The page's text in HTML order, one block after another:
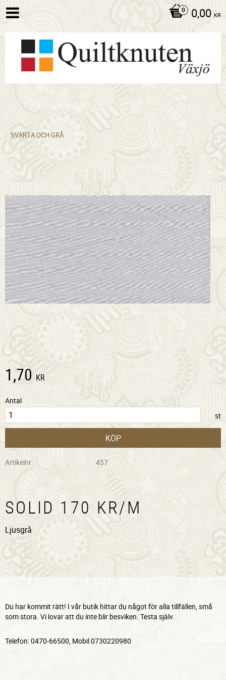
0,00 KR
SVARTA OCH GRÅ
1,70 KR
Antal
st
KÖP
Artikelnr 457
SOLID 170 KR/M
Ljusgrå
Du har kommit rätt! I vår butik hittar du något för alla tillfällen, små
som stora. Vi lovar att du inte blir besviken. Testa själv.
Telefon: 0470-66500, Mobil 0730220980